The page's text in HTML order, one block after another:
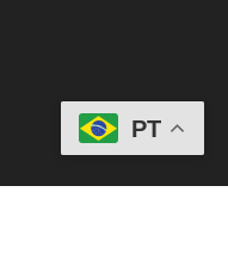
PT